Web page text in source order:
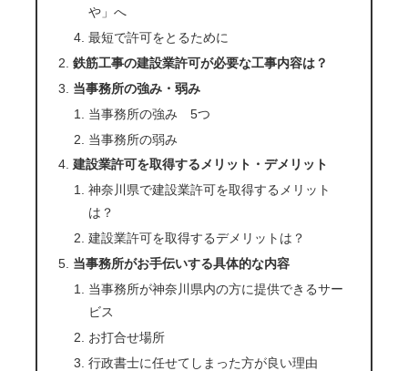
や」へ
最短で許可をとるために
鉄筋工事の建設業許可が必要な工事内容は？
当事務所の強み・弱み
当事務所の強み 5つ
当事務所の弱み
建設業許可を取得するメリット・デメリット
神奈川県で建設業許可を取得するメリット
は？
建設業許可を取得するデメリットは？
当事務所がお手伝いする具体的な内容
当事務所が神奈川県内の方に提供できるサー
ビス
お打合せ場所
行政書士に任せてしまった方が良い理由